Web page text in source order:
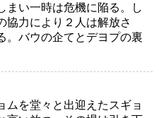
まい一時は危機に陥る。し
協力により２人は解放さ
。バウの企てとデヨプの裏
ムを堂々と出迎えたスギョ